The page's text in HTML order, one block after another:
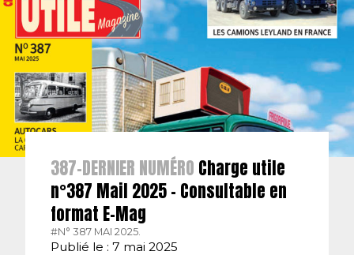
387-DERNIER NUMÉRO Charge utile
n°387 Mail 2025 – Consultable en
format E-Mag
#N° 387 MAI 2025.
Publié le : 7 mai 2025